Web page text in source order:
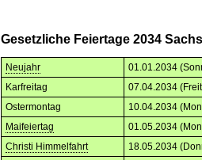
Gesetzliche Feiertage 2034
Neujahr
01.01.2034
Karfreitag
07.04.2034
Ostermontag
10.04.2034
Maifeiertag
01.05.2034
Christi Himmelfahrt
18.05.2034